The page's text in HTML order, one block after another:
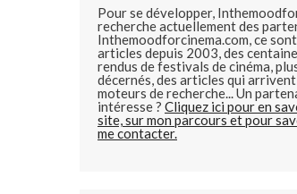
Pour se développer,
recherche actuellement des
Inthemoodforcinema.com, ce
articles depuis 2003, des
rendus de festivals de cinéma,
décernés, des articles qui
moteurs de recherche... Un
intéresse ? Cliquez ici pour en
site, sur mon parcours et pour
me contacter.